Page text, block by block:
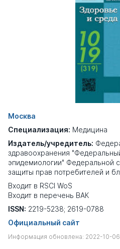
Москва
Специализация: Медицина
Издатель/учредитель:
здравоохранения
эпидемиологии" Федеральной
защиты прав потребителей и
Входит в RSCI WoS
Входит в перечень ВАК
ISSN: 2219-5238; 2619-0788
Официальный сайт
Информация обновлена: 2022-10-